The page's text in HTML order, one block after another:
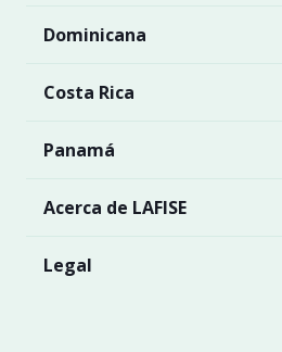
Dominicana
Costa Rica
Panamá
Acerca de LAFISE
Legal